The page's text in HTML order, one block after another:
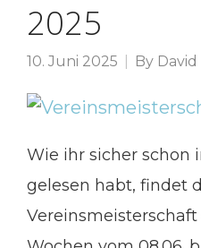
2025
10. Juni 2025 By
Wie ihr sicher schon
gelesen habt, findet